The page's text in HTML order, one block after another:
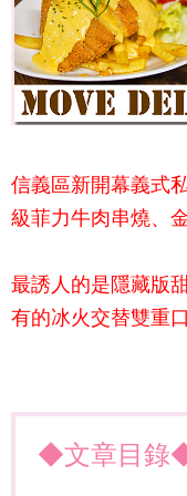
信義區新開幕義式
級菲力牛肉串燒、
最誘人的是隱藏版
有的冰火交替雙重
◆文章目錄